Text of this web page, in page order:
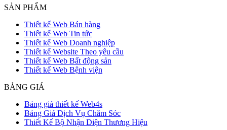
SẢN PHẨM
Thiết kế Web Bán hàng
Thiết kế Web Tin tức
Thiết kế Web Doanh nghiệp
Thiết kế Website Theo yêu cầu
Thiết kế Web Bất động sản
Thiết kế Web Bệnh viện
BẢNG GIÁ
Bảng giá thiết kế Web4s
Bảng Giá Dịch Vụ Chăm Sóc
Thiết Kế Bộ Nhận Diện Thương Hiệu